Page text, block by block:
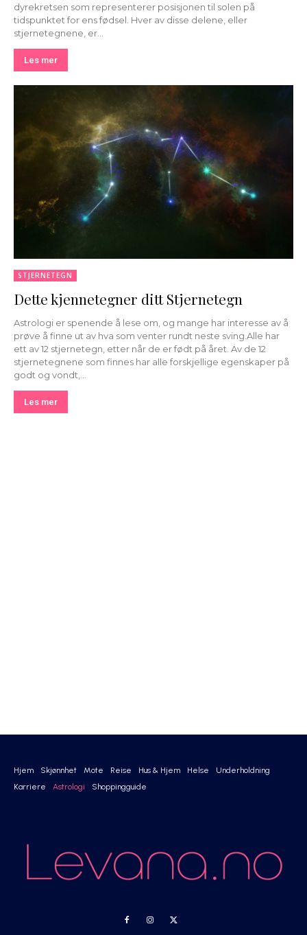
dyrekretsen som representerer posisjonen til solen på
tidspunktet for ens fødsel. Hver av disse delene, eller
stjernetegnene, er...
Les mer
STJERNETEGN
Dette kjennetegner ditt Stjernetegn
Astrologi er spenende å lese om, og mange har interesse av å
prøve å finne ut av hva som venter rundt neste sving.Alle har
ett av 12 stjernetegn, etter når de er født på året. Av de 12
stjernetegnene som finnes har alle forskjellige egenskaper på
godt og vondt,...
Les mer
Hjem Skjønnhet Mote Reise Hus & Hjem Helse
Underholdning
Karriere
Astrologi Shoppingguide